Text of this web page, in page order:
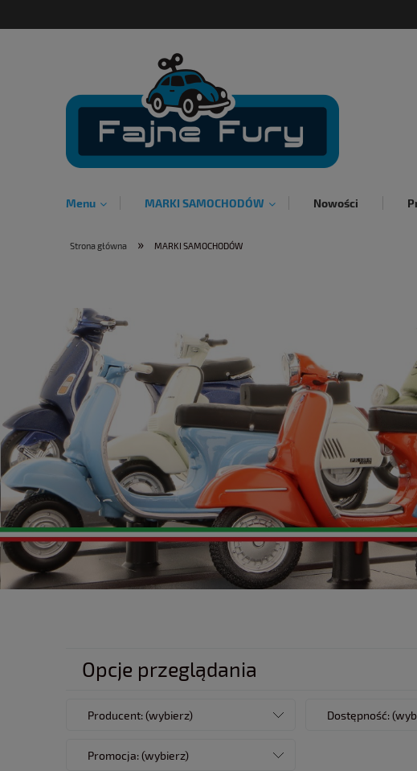
Menu MARKI SAMOCHODÓW Nowości
Strona główna » MARKI SAMOCHODÓW
Opcje przeglądania
Producent: (wybierz) Dostępność:
Promocja: (wybierz)